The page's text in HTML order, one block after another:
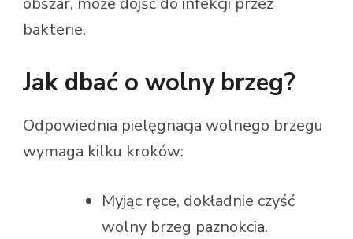
bakterie.
Jak dbać o wolny brzeg?
Odpowiednia pielęgnacja wolnego brzegu
wymaga kilku kroków:
Myjąc ręce, dokładnie czyść
wolny brzeg paznokcia.